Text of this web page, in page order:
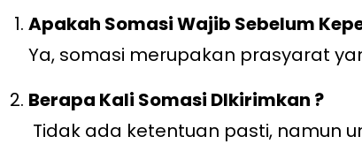
Apakah Somasi Wajib Sebelum
Ya, somasi merupakan prasyarat
Berapa Kali Somasi DIkirimkan ?
Tidak ada ketentuan pasti, namun